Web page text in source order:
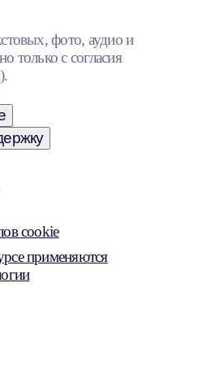
фото, аудио и
только с согласия
cookie
применяются